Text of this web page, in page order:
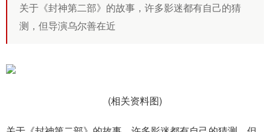
关于《封神第二部》的故事，许多影迷都有自己的猜
测，但导演乌尔善在近
(相关资料图)